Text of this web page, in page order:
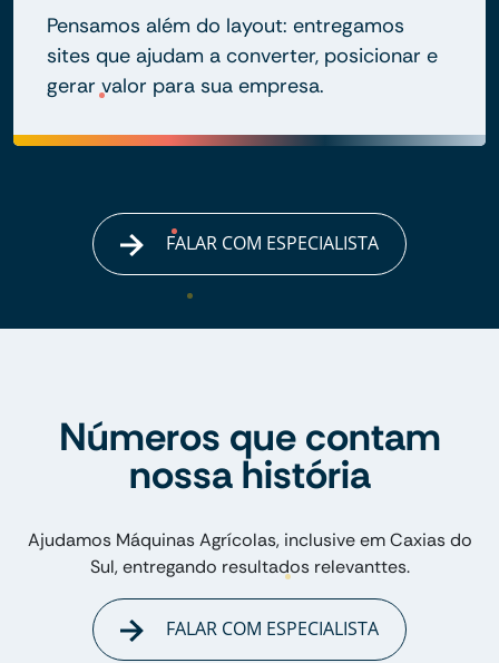
Pensamos além do layout: entregamos
sites que ajudam a converter, posicionar e
gerar valor para sua empresa.
FALAR COM ESPECIALISTA
Números que contam
nossa história
Ajudamos Máquinas Agrícolas, inclusive em Caxias do
Sul, entregando resultados relevanttes.
FALAR COM ESPECIALISTA